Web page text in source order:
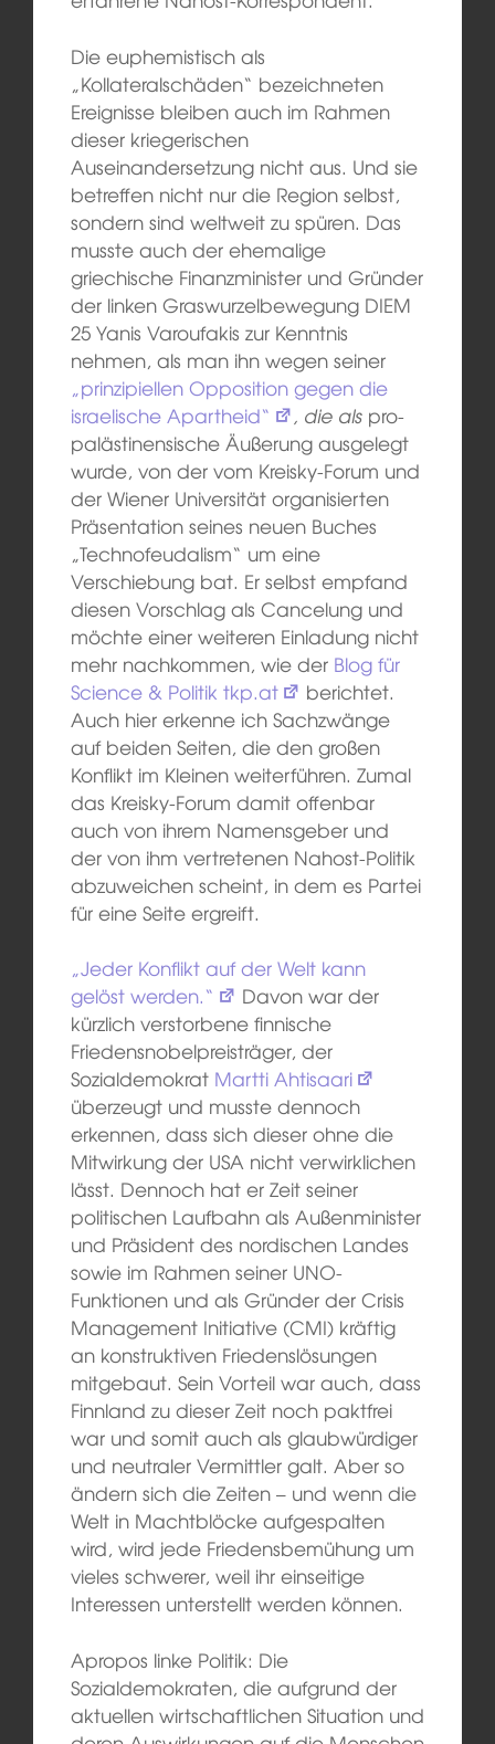
Die euphemistisch als
„Kollateralschäden“ bezeichneten
Ereignisse bleiben auch im Rahmen
dieser kriegerischen
Auseinandersetzung nicht aus. Und sie
betreffen nicht nur die Region selbst,
sondern sind weltweit zu spüren. Das
musste auch der ehemalige
griechische Finanzminister und Gründer
der linken Graswurzelbewegung DIEM
25 Yanis Varoufakis zur Kenntnis
nehmen, als man ihn wegen seiner
„prinzipiellen Opposition gegen die
israelische Apartheid“
, die als pro-
palästinensische Äußerung ausgelegt
wurde, von der vom Kreisky-Forum und
der Wiener Universität organisierten
Präsentation seines neuen Buches
„Technofeudalism“ um eine
Verschiebung bat. Er selbst empfand
diesen Vorschlag als Cancelung und
möchte einer weiteren Einladung nicht
mehr nachkommen, wie der Blog für
Science & Politik tkp.at
berichtet.
Auch hier erkenne ich Sachzwänge
auf beiden Seiten, die den großen
Konflikt im Kleinen weiterführen. Zumal
das Kreisky-Forum damit offenbar
auch von ihrem Namensgeber und
der von ihm vertretenen Nahost-Politik
abzuweichen scheint, in dem es Partei
für eine Seite ergreift.
„Jeder Konflikt auf der Welt kann
gelöst werden.“
Davon war der
kürzlich verstorbene finnische
Friedensnobelpreisträger, der
Sozialdemokrat Martti Ahtisaari
überzeugt und musste dennoch
erkennen, dass sich dieser ohne die
Mitwirkung der USA nicht verwirklichen
lässt. Dennoch hat er Zeit seiner
politischen Laufbahn als Außenminister
und Präsident des nordischen Landes
sowie im Rahmen seiner UNO-
Funktionen und als Gründer der Crisis
Management Initiative (CMI) kräftig
an konstruktiven Friedenslösungen
mitgebaut. Sein Vorteil war auch, dass
Finnland zu dieser Zeit noch paktfrei
war und somit auch als glaubwürdiger
und neutraler Vermittler galt. Aber so
ändern sich die Zeiten – und wenn die
Welt in Machtblöcke aufgespalten
wird, wird jede Friedensbemühung um
vieles schwerer, weil ihr einseitige
Interessen unterstellt werden können.
Apropos linke Politik: Die
Sozialdemokraten, die aufgrund der
aktuellen wirtschaftlichen Situation und